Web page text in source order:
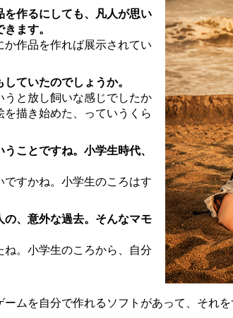
作るにしても、凡人が思い
ます。
作品を作れば展示されてい
ていたのでしょうか。
と放し飼いな感じでしたか
描き始めた、っていうくら
ことですね。小学生時代、
すかね。小学生のころはす
、意外な過去。そんなマモ
。小学生のころから、自分
ムを自分で作れるソフトがあって、それを